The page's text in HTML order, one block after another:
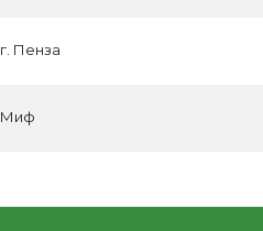
г. Пенза
Миф